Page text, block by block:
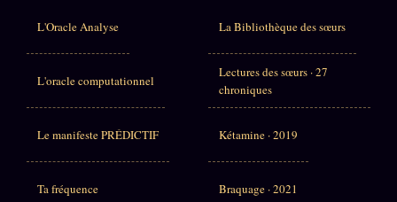
L'Oracle Analyse
L'oracle computationnel
Le manifeste PRÉDICTIF
Ta fréquence
La Bibliothèque des sœurs
Lectures des sœurs · 27
chroniques
Kétamine · 2019
Braquage · 2021